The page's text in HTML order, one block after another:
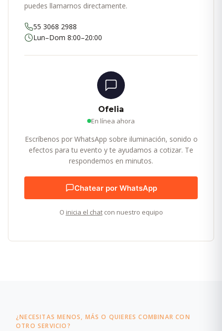
puedes llamarnos directamente.
55 3068 2988
Lun–Dom 8:00–20:00
Ofelia
En línea ahora
Escríbenos por WhatsApp sobre iluminación, sonido o
efectos para tu evento y te ayudamos a cotizar. Te
respondemos en minutos.
Chatear por WhatsApp
O inicia el chatcon nuestro equipo
¿NECESITAS MENOS, MÁS O QUIERES COMBINAR CON
OTRO SERVICIO?